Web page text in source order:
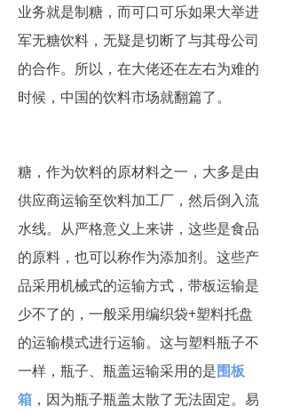
业务就是制糖，而可口可乐如果大举进
军无糖饮料，无疑是切断了与其母公司
的合作。所以，在大佬还在左右为难的
时候，中国的饮料市场就翻篇了。
糖，作为饮料的原材料之一，大多是由
供应商运输至饮料加工厂，然后倒入流
水线。从严格意义上来讲，这些是食品
的原料，也可以称作为添加剂。这些产
品采用机械式的运输方式，带板运输是
少不了的，一般采用编织袋+塑料托盘
的运输模式进行运输。这与塑料瓶子不
一样，瓶子、瓶盖运输采用的是围板
箱 ，因为瓶子瓶盖太散了无法固定。易